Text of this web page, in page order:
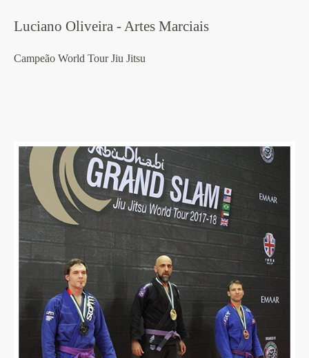
Luciano Oliveira - Artes Marciais
Campeão World Tour Jiu Jitsu